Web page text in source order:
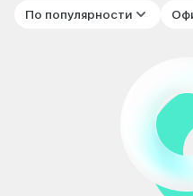
По популярности